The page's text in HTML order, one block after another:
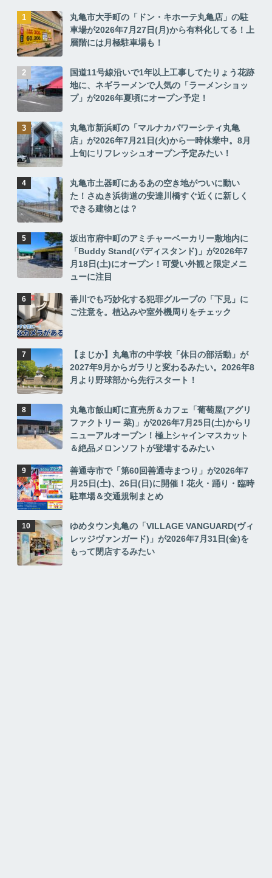
丸亀市大手町の「ドン・キホーテ丸亀店」の駐
車場が2026年7月27日(月)から有料化してる！上
層階には月極駐車場も！
国道11号線沿いで1年以上工事してたりょう花跡
地に、ネギラーメンで人気の「ラーメンショッ
プ」が2026年夏頃にオープン予定！
丸亀市新浜町の「マルナカパワーシティ丸亀
店」が2026年7月21日(火)から一時休業中。8月
上旬にリフレッシュオープン予定みたい！
丸亀市土器町にあるあの空き地がついに動い
た！さぬき浜街道の安達川橋すぐ近くに新しく
できる建物とは？
坂出市府中町のアミチャーベーカリー敷地内に
「Buddy Stand(バディスタンド)」が2026年7
月18日(土)にオープン！可愛い外観と限定メニ
ューに注目
香川でも巧妙化する犯罪グループの「下見」に
ご注意を。植込みや室外機周りをチェック
【まじか】丸亀市の中学校「休日の部活動」が
2027年9月からガラリと変わるみたい。2026年8
月より野球部から先行スタート！
丸亀市飯山町に直売所＆カフェ「葡萄屋(アグリ
ファクトリー 菜)」が2026年7月25日(土)からリ
ニューアルオープン！極上シャインマスカット
＆絶品メロンソフトが登場するみたい
善通寺市で「第60回善通寺まつり」が2026年7
月25日(土)、26日(日)に開催！花火・踊り・臨時
駐車場＆交通規制まとめ
ゆめタウン丸亀の「VILLAGE VANGUARD(ヴィ
レッジヴァンガード)」が2026年7月31日(金)を
もって閉店するみたい